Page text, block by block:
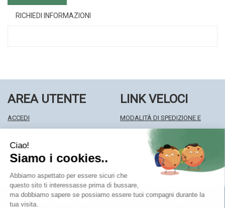
RICHIEDI INFORMAZIONI
AREA UTENTE
ACCEDI
WISHLIST
ISCRIZIONE ALLA NEWSLETTER
LINK VELOCI
MODALITÀ DI SPEDIZIONE E
MODALITÀ DI PAGAMENTO
INFORMATIVA PRIVACY
CONDIZIONI DI VENDITA
Farmacia Centrale Srl